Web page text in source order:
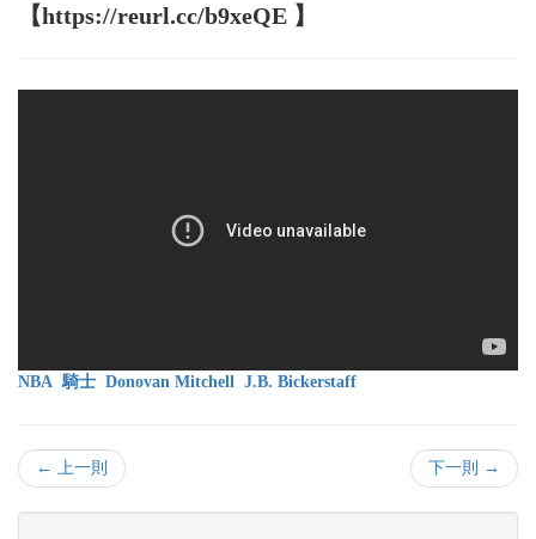
【https://reurl.cc/b9xeQE 】
NBA 騎士 Donovan Mitchell J.B. Bickerstaff
← 上一則 下一則 →